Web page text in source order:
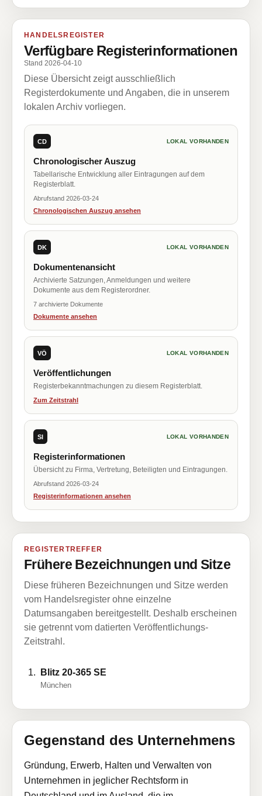
HANDELSREGISTER
Verfügbare Registerinformationen
Stand 2026-04-10
Diese Übersicht zeigt ausschließlich
Registerdokumente und Angaben, die in unserem
lokalen Archiv vorliegen.
CD LOKAL VORHANDEN
Chronologischer Auszug
Tabellarische Entwicklung aller Eintragungen auf dem
Registerblatt.
Abrufstand 2026-03-24
Chronologischen Auszug ansehen
DK LOKAL VORHANDEN
Dokumentenansicht
Archivierte Satzungen, Anmeldungen und weitere
Dokumente aus dem Registerordner.
7 archivierte Dokumente
Dokumente ansehen
VÖ LOKAL VORHANDEN
Veröffentlichungen
Registerbekanntmachungen zu diesem Registerblatt.
Zum Zeitstrahl
SI LOKAL VORHANDEN
Registerinformationen
Übersicht zu Firma, Vertretung, Beteiligten und Eintragungen.
Abrufstand 2026-03-24
Registerinformationen ansehen
REGISTERTREFFER
Frühere Bezeichnungen und Sitze
Diese früheren Bezeichnungen und Sitze werden
vom Handelsregister ohne einzelne
Datumsangaben bereitgestellt. Deshalb erscheinen
sie getrennt vom datierten Veröffentlichungs-
Zeitstrahl.
Blitz 20-365 SE
München
Gegenstand des Unternehmens
Gründung, Erwerb, Halten und Verwalten von
Unternehmen in jeglicher Rechtsform in